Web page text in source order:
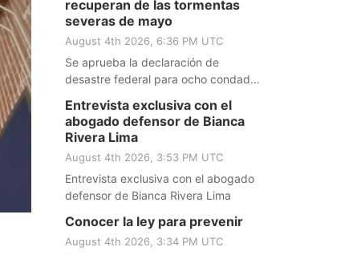
recuperan de las tormentas
severas de mayo
August 4th 2026, 6:36 PM UTC
Se aprueba la declaración de
desastre federal para ocho condados
tormentas severas de mayo
Entrevista exclusiva con el
abogado defensor de Bianca
Rivera Lima
August 4th 2026, 3:53 PM UTC
Entrevista exclusiva con el abogado
defensor de Bianca Rivera Lima
Conocer la ley para prevenir
August 4th 2026, 3:34 PM UTC